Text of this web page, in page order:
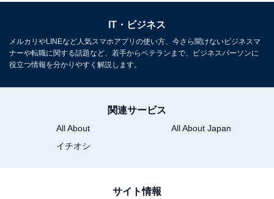
機内モードをオンにして、再びオフにする
あるいはデバイスの不具合の可能性もあります。上記の
IT・ビジネス
メルカリやLINEなど人気スマホアプリの使い方、今さら聞けないビジネスマ
ナーや転職に関する話題など、若手からベテランまで、ビジネスパーソンに
役立つ情報を分かりやすく解説します。
関連サービス
All About
All About Japan
イチオシ
サイト情報